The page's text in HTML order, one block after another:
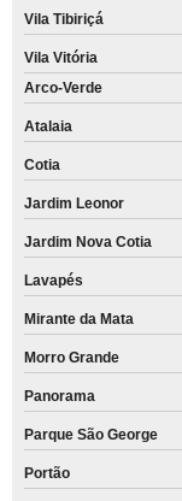
Vila Tibiriçá
Vila Vitória
Arco-Verde
Atalaia
Cotia
Jardim Leonor
Jardim Nova Cotia
Lavapés
Mirante da Mata
Morro Grande
Panorama
Parque São George
Portão